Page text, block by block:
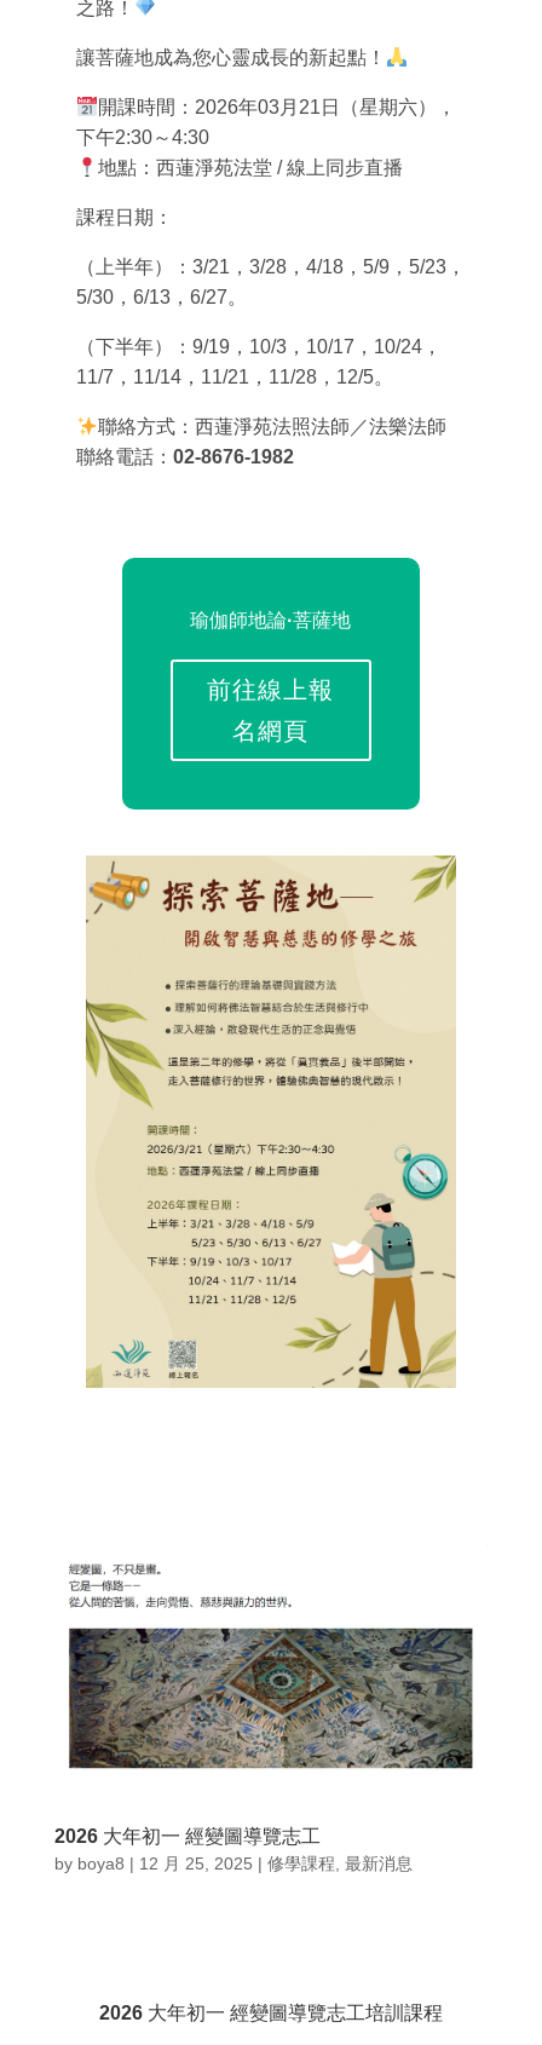
之路！
讓菩薩地成為您心靈成長的新起點！
開課時間 ： 2026年03月 21 日（星期六），
下午2:30～4:30
地點：西蓮淨苑法堂 /線上同步直播
課程日期：
（上半年） ： 3/21 ， 3/28， 4/18， 5/9 ， 5/23，
5/30， 6/13， 6/27。
（下半年）
：9/19，10/3，10/17，10/24，
11/7，11/14，11/21，11/28，12/5。
聯絡方式：西蓮淨苑法照法師／法樂法師
聯絡電話： 02-8676-1982
瑜伽師地論·菩薩地
前往線上報
名網頁
2026 大年初一 經變圖導覽志工
by boya8 | 12 月 25, 2025 | 修學課程 最新消息
2026 大年初一 經變圖導覽志工培訓課程